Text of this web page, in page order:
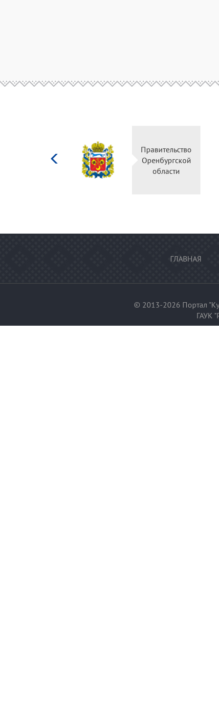
Министерство
культуры
Российской
федерации
ГЛАВНАЯ
© 2013-2026 Портал
ГАУК